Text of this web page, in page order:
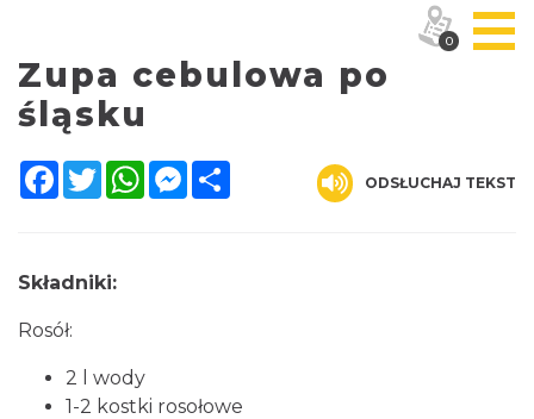
Zupa cebulowa po
śląsku
Facebook
TwitterWhatsAppMessenger
ODSŁUCHAJ TEKST
Składniki:
Rosół:
2 l wody
1-2 kostki rosołowe
0